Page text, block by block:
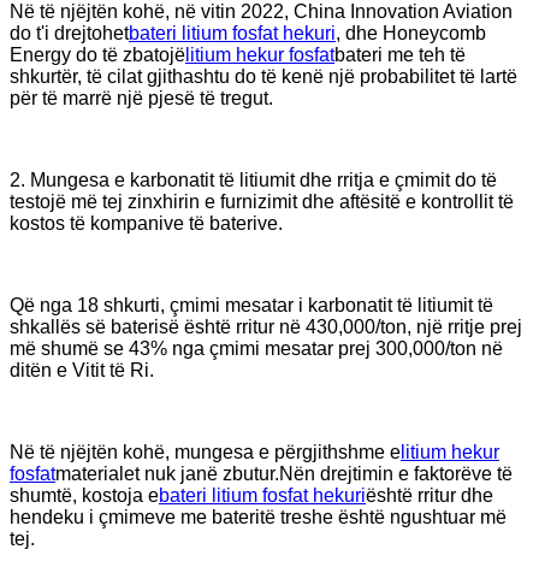
Në të njëjtën kohë, në vitin 2022, China Innovation Aviation
do t'i drejtohetbateri litium fosfat hekuri, dhe Honeycomb
Energy do të zbatojë litium hekur fosfatbateri me teh të
shkurtër, të cilat gjithashtu do të kenë një probabilitet të lartë
për të marrë një pjesë të tregut.
2. Mungesa e karbonatit të litiumit dhe rritja e çmimit do të
testojë më tej zinxhirin e furnizimit dhe aftësitë e kontrollit të
kostos të kompanive të baterive.
Që nga 18 shkurti, çmimi mesatar i karbonatit të litiumit të
shkallës së baterisë është rritur në 430,000/ton, një rritje prej
më shumë se 43% nga çmimi mesatar prej 300,000/ton në
ditën e Vitit të Ri.
Në të njëjtën kohë, mungesa e përgjithshme e litium hekur
fosfatmaterialet nuk janë zbutur.Nën drejtimin e faktorëve të
shumtë, kostoja ebateri litium fosfat hekuriështë rritur dhe
hendeku i çmimeve me bateritë treshe është ngushtuar më
tej.